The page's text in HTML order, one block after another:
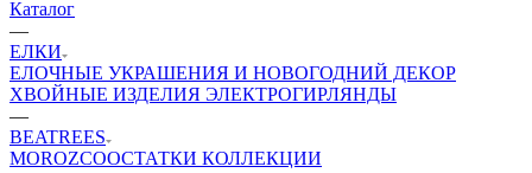
Каталог
—
ЕЛКИ
ЕЛОЧНЫЕ УКРАШЕНИЯ И НОВОГОДНИЙ ДЕКОР
ХВОЙНЫЕ ИЗДЕЛИЯ ЭЛЕКТРОГИРЛЯНДЫ
—
BEATREES
MOROZCOОСТАТКИ КОЛЛЕКЦИИ